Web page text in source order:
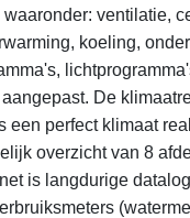
ventilatie,
koeling,
De
een perfect klimaat
overzicht van 8
is langdurige